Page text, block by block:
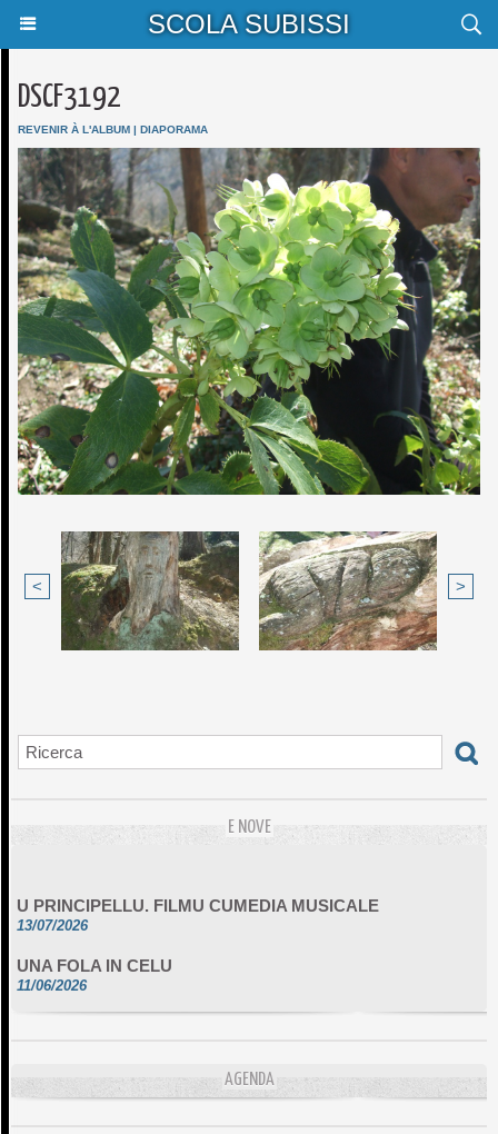
SCOLA SUBISSI
DSCF3192
REVENIR À L'ALBUM | DIAPORAMA
< >
E NOVE
13/07/2026
11/06/2026
DA SCIMULÌ
AGENDA